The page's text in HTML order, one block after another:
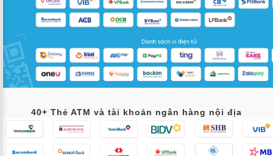
40+ Thẻ ATM và tài khoản ngân hàng nội địa